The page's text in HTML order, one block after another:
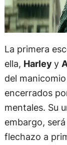
La primera
ella, Harley y
del
encerrados
mentales. Su
embargo,
flechazo a